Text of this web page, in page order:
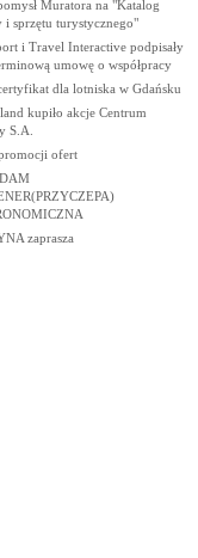
Muratora na "Katalog
i sprzętu turystycznego"
i Travel Interactive podpisały
umowę o współpracy
dla lotniska w Gdańsku
kupiło akcje Centrum
S.A.
ofert
zaprasza